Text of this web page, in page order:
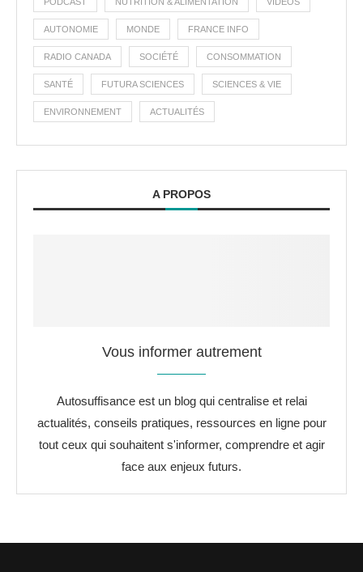
AUTONOMIE MONDE FRANCE INFO
RADIO CANADA SOCIÉTÉ CONSOMMATION
SANTÉ FUTURA SCIENCES SCIENCES & VIE
ENVIRONNEMENT ACTUALITÉS
A PROPOS
Vous informer autrement
Autosuffisance est un blog qui centralise et relai
actualités, conseils pratiques, ressources en ligne pour
tout ceux qui souhaitent s'informer, comprendre et agir
face aux enjeux futurs.